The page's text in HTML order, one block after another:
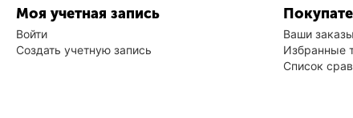
Моя учетная запись
Войти
Создать учетную запись
Ваши заказы
Избранные
Список